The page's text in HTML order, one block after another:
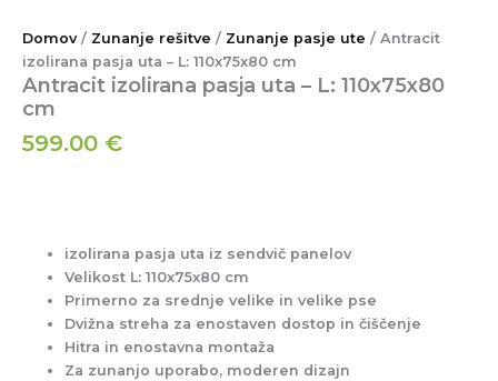
Domov/ Zunanje rešitve / Zunanje pasje ute / Antracit
izolirana pasja uta – L: 110x75x80 cm
Antracit izolirana pasja uta – L: 110x75x80
cm
599.00 €
izolirana pasja uta iz sendvič panelov
Velikost L: 110x75x80 cm
Primerno za srednje velike in velike pse
Dvižna streha za enostaven dostop in čiščenje
Hitra in enostavna montaža
Za zunanjo uporabo, moderen dizajn